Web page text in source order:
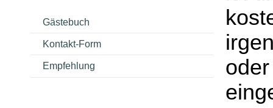
Gästebuch
Kontakt-Form
Empfehlung